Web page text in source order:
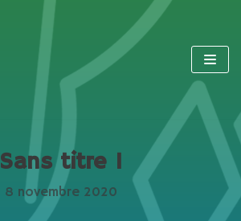
Sans titre 1
8 novembre 2020